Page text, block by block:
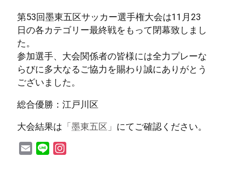
第53回墨東五区サッカー選手権大会は11月23
日の各カテゴリー最終戦をもって閉幕致しまし
た。
参加選手、大会関係者の皆様には全力プレーな
らびに多大なるご協力を賜わり誠にありがとう
ございました。
総合優勝：江戸川区
大会結果は 「墨東五区」 にてご確認ください。
Email Line
規約・運営資料
墨東五区
協会本部